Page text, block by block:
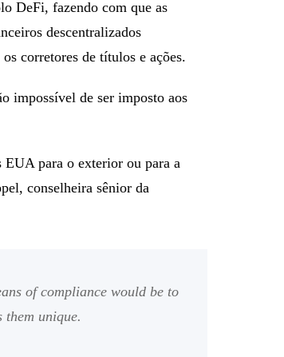
DeFi, fazendo com que as
descentralizados
corretores de títulos e ações.
impossível de ser imposto aos
EUA para o exterior ou para a
conselheira sênior da
of compliance would be to
them unique.